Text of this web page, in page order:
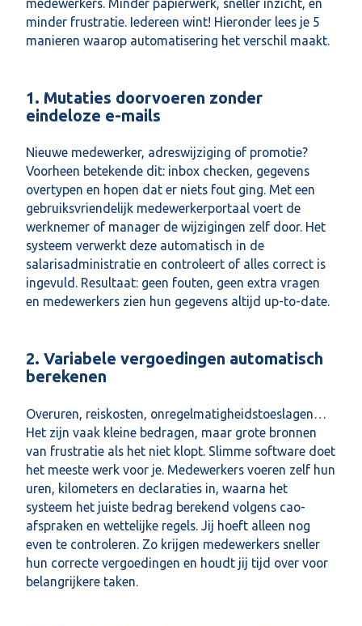
medewerkers. Minder papierwerk, sneller inzicht, en
minder frustratie. Iedereen wint! Hieronder lees je 5
manieren waarop automatisering het verschil maakt.
1. Mutaties doorvoeren zonder
eindeloze e-mails
Nieuwe medewerker, adreswijziging of promotie?
Voorheen betekende dit: inbox checken, gegevens
overtypen en hopen dat er niets fout ging. Met een
gebruiksvriendelijk medewerkerportaal voert de
werknemer of manager de wijzigingen zelf door. Het
systeem verwerkt deze automatisch in de
salarisadministratie en controleert of alles correct is
ingevuld. Resultaat: geen fouten, geen extra vragen
en medewerkers zien hun gegevens altijd up-to-date.
2. Variabele vergoedingen automatisch
berekenen
Overuren, reiskosten, onregelmatigheidstoeslagen…
Het zijn vaak kleine bedragen, maar grote bronnen
van frustratie als het niet klopt. Slimme software doet
het meeste werk voor je. Medewerkers voeren zelf hun
uren, kilometers en declaraties in, waarna het
systeem het juiste bedrag berekend volgens cao-
afspraken en wettelijke regels. Jij hoeft alleen nog
even te controleren. Zo krijgen medewerkers sneller
hun correcte vergoedingen en houdt jij tijd over voor
belangrijkere taken.